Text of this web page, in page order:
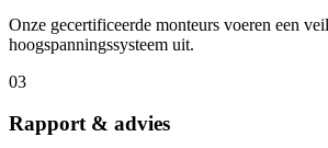
Onze gecertificeerde monteurs voeren een
hoogspanningssysteem uit.
03
Rapport & advies